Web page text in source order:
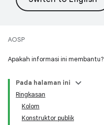
AOSP
Apakah informasi ini membantu?
Pada halaman ini
Ringkasan
Kolom
Konstruktor publik